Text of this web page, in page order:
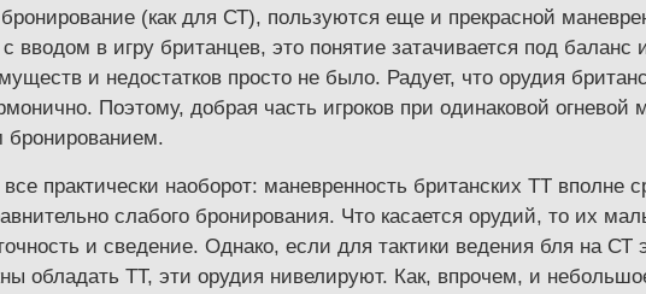
(как для СТ), пользуются еще и прекрасной
вводом в игру британцев, это понятие затачивается под баланс
и недостатков просто не было. Радует, что орудия
Поэтому, добрая часть игроков при одинаковой
бронированием.
практически наоборот: маневренность британских ТТ вполне
слабого бронирования. Что касается орудий, то их
и сведение. Однако, если для тактики ведения бля на СТ
обладать ТТ, эти орудия нивелируют. Как, впрочем, и